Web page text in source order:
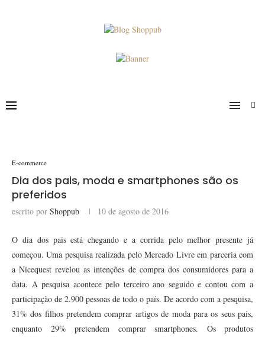
E-commerce
Dia dos pais, moda e smartphones são os
preferidos
escrito por Shoppub 10 de agosto de 2016
O dia dos pais está chegando e a corrida pelo melhor presente já
começou. Uma pesquisa realizada pelo Mercado Livre em parceria com
a Nicequest revelou as intenções de compra dos consumidores para a
data. A pesquisa acontece pelo terceiro ano seguido e contou com a
participação de 2.900 pessoas de todo o país. De acordo com a pesquisa,
31% dos filhos pretendem comprar artigos de moda para os seus pais,
enquanto 29% pretendem comprar smartphones. Os produtos